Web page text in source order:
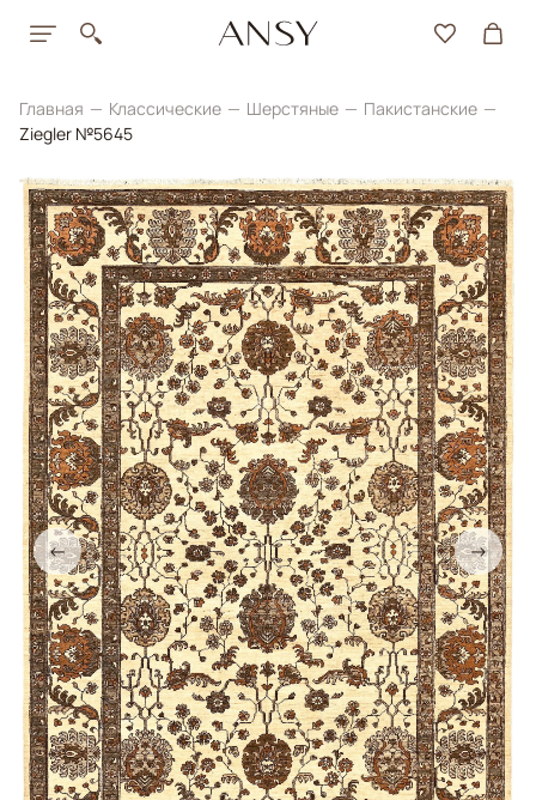
Главная Классические Шерстяные
Пакистанские
Ziegler №5645
← →